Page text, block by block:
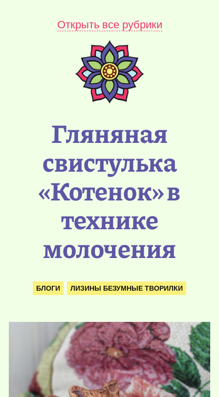
Открыть все рубрики
Гляняная
свистулька
«Котенок» в
технике
молочения
БЛОГИ ЛИЗИНЫ БЕЗУМНЫЕ ТВОРИЛКИ